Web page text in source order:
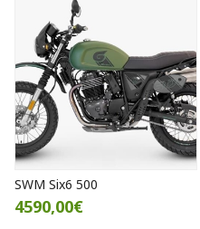
SWM Six6 500
4590,00€